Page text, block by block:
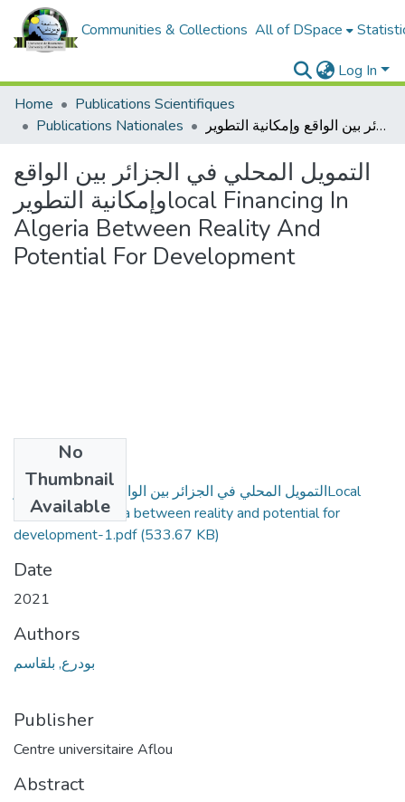
Communities & Collections All of DSpace
Log In
Home
Publications Scientifiques
Publications Nationales
التمويل المحلي في الجزائر بين الواقع وإمكانية التطويرlocal Financing In Algeria Between Reality And Potential For Development
التمويل المحلي في الجزائر بين الواقع
وإمكانية التطويرlocal Financing In
Algeria Between Reality And
Potential For Development
No
Thumbnail
Available
التمويل المحلي في الجزائر بين الواقع وإمكانية التطويرLocal
financing in Algeria between reality and potential for
development-1.pdf(533.67 KB)
Date
2021
Authors
بودرع, بلقاسم
Publisher
Centre universitaire Aflou
Abstract